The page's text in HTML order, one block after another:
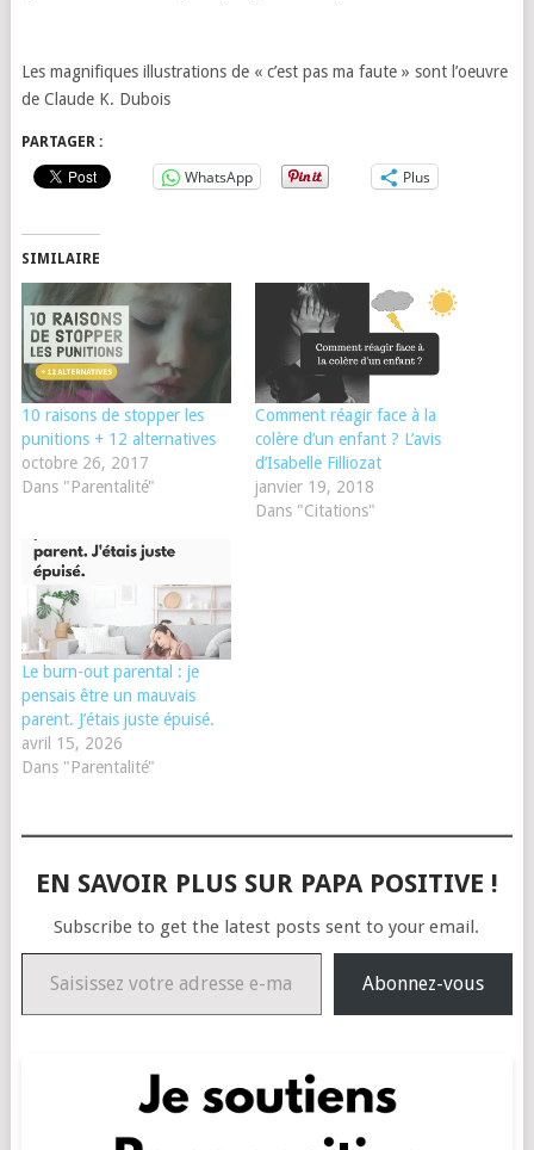
Les magnifiques illustrations de « c’est pas ma faute » sont l’oeuvre
de Claude K. Dubois
PARTAGER :
WhatsApp Plus
SIMILAIRE
10 raisons de stopper les
punitions + 12 alternatives
octobre 26, 2017
Dans "Parentalité"
Comment réagir face à la
colère d’un enfant ? L’avis
d’Isabelle Filliozat
janvier 19, 2018
Dans "Citations"
Le burn-out parental : je
pensais être un mauvais
parent. J’étais juste épuisé.
avril 15, 2026
Dans "Parentalité"
EN SAVOIR PLUS SUR PAPA POSITIVE !
Subscribe to get the latest posts sent to your email.
Saisissez votre adresse e-mail…
Abonnez-vous